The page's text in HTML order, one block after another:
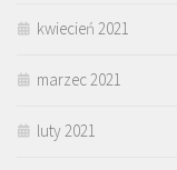
kwiecień 2021
marzec 2021
luty 2021